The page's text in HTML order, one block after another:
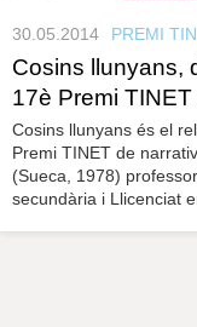
30.05.2014 PREMI
Cosins llunyans,
17è Premi
Cosins llunyans és el
Premi TINET de
(Sueca, 1978)
secundària i Llicenciat